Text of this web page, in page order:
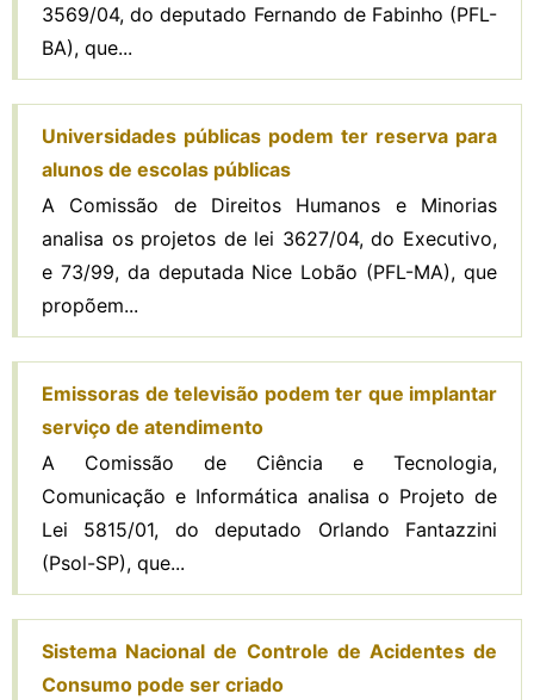
3569/04, do deputado Fernando de Fabinho (PFL-
BA), que...
Universidades públicas podem ter reserva para
alunos de escolas públicas
A Comissão de Direitos Humanos e Minorias
analisa os projetos de lei 3627/04, do Executivo,
e 73/99, da deputada Nice Lobão (PFL-MA), que
propõem...
Emissoras de televisão podem ter que implantar
serviço de atendimento
A Comissão de Ciência e Tecnologia,
Comunicação e Informática analisa o Projeto de
Lei 5815/01, do deputado Orlando Fantazzini
(Psol-SP), que...
Sistema Nacional de Controle de Acidentes de
Consumo pode ser criado